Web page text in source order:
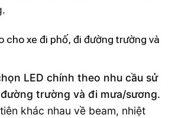
cho xe đi phố, đi đường trường và
LED chính theo nhu cầu sử
trường và đi mưa/sương.
khác nhau về beam, nhiệt